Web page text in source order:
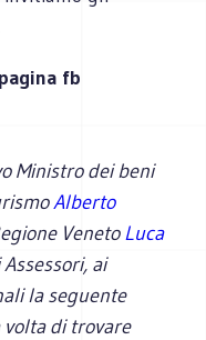
fb
Ministro dei beni
Alberto
VenetoLuca
ai
la seguente
di trovare